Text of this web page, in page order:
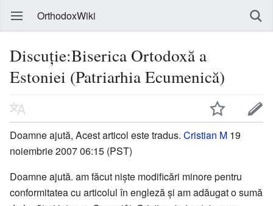
OrthodoxWiki
Discuție:Biserica Ortodoxă a
Estoniei (Patriarhia Ecumenică)
Doamne ajută, Acest articol este tradus. Cristian M 19
noiembrie 2007 06:15 (PST)
Doamne ajută. am făcut niște modificări minore pentru
conformitatea cu articolul în engleză și am adăugat o sumă